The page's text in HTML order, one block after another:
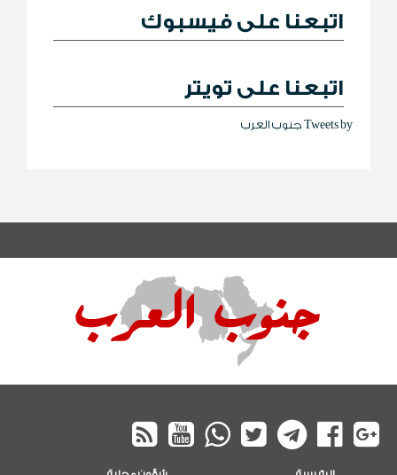
اتبعنا على فيسبوك
اتبعنا على تويتر
Tweets by جنوب العرب